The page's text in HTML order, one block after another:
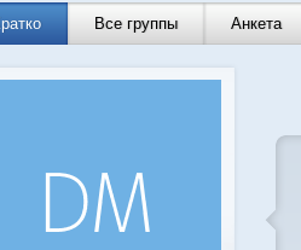
Все группы Анкета